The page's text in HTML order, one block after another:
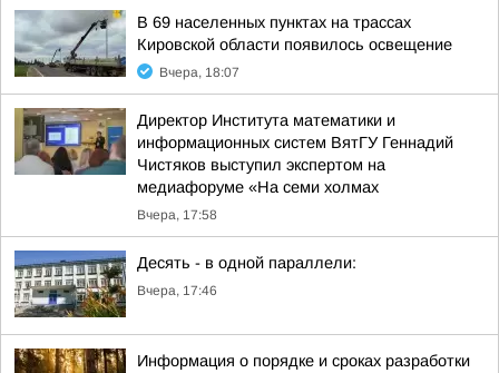
В 69 населенных пунктах на трассах
Кировской области появилось освещение
Вчера, 18:07
Директор Института математики и
информационных систем ВятГУ Геннадий
Чистяков выступил экспертом на
медиафоруме «На семи холмах
Вчера, 17:58
Десять - в одной параллели:
Вчера, 17:46
Информация о порядке и сроках разработки